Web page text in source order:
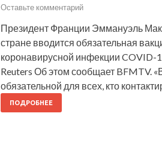
Оставьте комментарий
Президент Франции Эммануэль
стране вводится обязательная
коронавирусной инфекции COVID-
Reuters Об этом сообщает BFMTV.
обязательной для всех, кто
ПОДРОБНЕЕ